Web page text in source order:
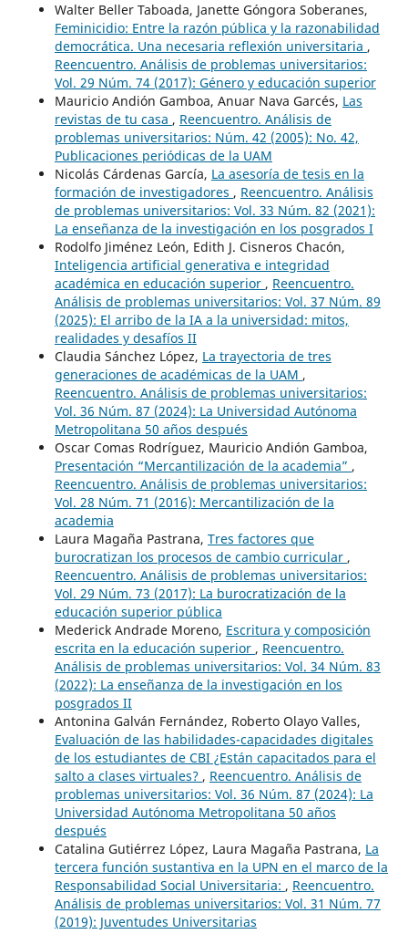
Walter Beller Taboada, Janette Góngora Soberanes,
Feminicidio: Entre la razón pública y la razonabilidad
democrática. Una necesaria reflexión universitaria ,
Reencuentro. Análisis de problemas universitarios:
Vol. 29 Núm. 74 (2017): Género y educación superior
Mauricio Andión Gamboa, Anuar Nava Garcés, Las
revistas de tu casa , Reencuentro. Análisis de
problemas universitarios: Núm. 42 (2005): No. 42,
Publicaciones periódicas de la UAM
Nicolás Cárdenas García, La asesoría de tesis en la
formación de investigadores , Reencuentro. Análisis
de problemas universitarios: Vol. 33 Núm. 82 (2021):
La enseñanza de la investigación en los posgrados I
Rodolfo Jiménez León, Edith J. Cisneros Chacón,
Inteligencia artificial generativa e integridad
académica en educación superior , Reencuentro.
Análisis de problemas universitarios: Vol. 37 Núm. 89
(2025): El arribo de la IA a la universidad: mitos,
realidades y desafíos II
Claudia Sánchez López, La trayectoria de tres
generaciones de académicas de la UAM ,
Reencuentro. Análisis de problemas universitarios:
Vol. 36 Núm. 87 (2024): La Universidad Autónoma
Metropolitana 50 años después
Oscar Comas Rodríguez, Mauricio Andión Gamboa,
Presentación “Mercantilización de la academia” ,
Reencuentro. Análisis de problemas universitarios:
Vol. 28 Núm. 71 (2016): Mercantilización de la
academia
Laura Magaña Pastrana, Tres factores que
burocratizan los procesos de cambio curricular ,
Reencuentro. Análisis de problemas universitarios:
Vol. 29 Núm. 73 (2017): La burocratización de la
educación superior pública
Mederick Andrade Moreno, Escritura y composición
escrita en la educación superior , Reencuentro.
Análisis de problemas universitarios: Vol. 34 Núm. 83
(2022): La enseñanza de la investigación en los
posgrados II
Antonina Galván Fernández, Roberto Olayo Valles,
Evaluación de las habilidades-capacidades digitales
de los estudiantes de CBI ¿Están capacitados para el
salto a clases virtuales? , Reencuentro. Análisis de
problemas universitarios: Vol. 36 Núm. 87 (2024): La
Universidad Autónoma Metropolitana 50 años
después
Catalina Gutiérrez López, Laura Magaña Pastrana, La
tercera función sustantiva en la UPN en el marco de la
Responsabilidad Social Universitaria: , Reencuentro.
Análisis de problemas universitarios: Vol. 31 Núm. 77
(2019): Juventudes Universitarias